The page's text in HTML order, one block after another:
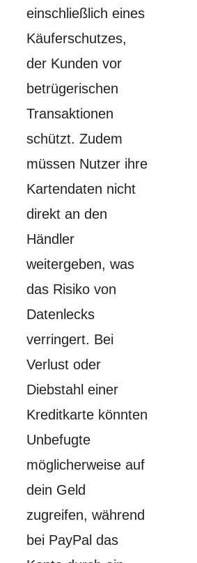
einschließlich eines
Käuferschutzes,
der Kunden vor
betrügerischen
Transaktionen
schützt. Zudem
müssen Nutzer ihre
Kartendaten nicht
direkt an den
Händler
weitergeben, was
das Risiko von
Datenlecks
verringert. Bei
Verlust oder
Diebstahl einer
Kreditkarte könnten
Unbefugte
möglicherweise auf
dein Geld
zugreifen, während
bei PayPal das